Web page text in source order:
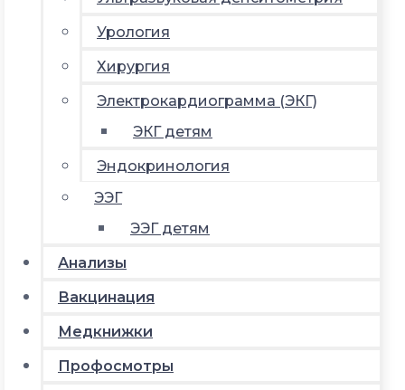
Урология
Хирургия
Электрокардиограмма (ЭКГ)
ЭКГ детям
Эндокринология
ЭЭГ
ЭЭГ детям
Анализы
Вакцинация
Медкнижки
Профосмотры